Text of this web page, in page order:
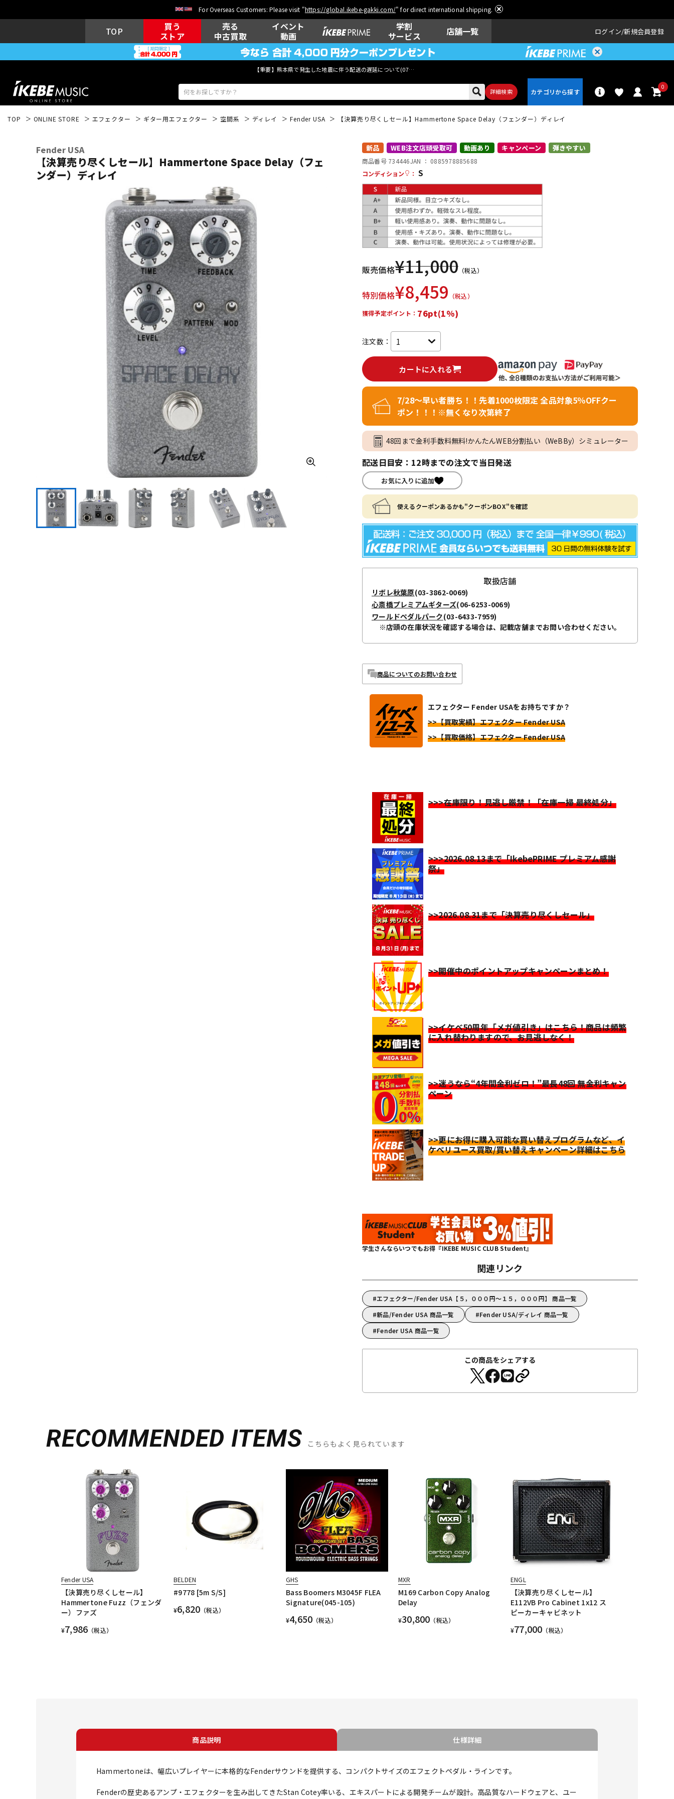
For Overseas Customers: Please visit "https://global.ikebe-gakki.com/" for direct international shipping.
TOP
買う
ストア
売る
中古買取
イベント
動画
学割
サービス
店舗一覧 ログイン 新規会員登録
【重要】熊本県で発生した地震に伴う配送の遅延について(07月29日
詳細検索
0
ウクレレ ドラム ン
電子ピアノ その他楽器
DTM レコーディン
グ機器
配信/ライブ
機器
ヴィンテージ
TOP ONLINE STORE エフェクター ギター用エフェクター 空間系 ディレイ Fender USA 【決算売り尽くしセール】Hammertone Space Delay（フェンダー）ディレイ
Fender USA
【決算売り尽くしセール】Hammertone Space Delay（フェ
ンダー）ディレイ
新品 WEB注文店頭受取可 動画あり キャンペーン 弾きやすい
商品番号 734446JAN ： 0885978885688
コンディション
： S
販売価格¥11,000 （税込）
特別価格¥8,459 （税込）
獲得予定ポイント： 76pt(1%)
注文数：
カートに入れる
7/28～早い者勝ち！！先着1000枚限定 全品対象5％OFFクー
ポン！！！※無くなり次第終了
48回まで金利手数料無料!かんたんWEB分割払い（WeBBy）シミュレーター
配送日目安：12時までの注文で当日発送
お気に入りに追加
使えるクーポンあるかも"クーポンBOX"を確認
取扱店舗
リボレ秋葉原(03-3862-0069)
心斎橋プレミアムギターズ(06-6253-0069)
ワールドペダルパーク(03-6433-7959)
※店頭の在庫状況を確認する場合は、記載店舗までお問い合わせください。
商品についてのお問い合わせ
エフェクター Fender USAをお持ちですか？
>>【買取実績】エフェクター Fender USA
>>【買取価格】エフェクター Fender USA
>>>在庫限り！見逃し厳禁！「在庫一掃 最終処分」
>>>2026.08.13まで「IkebePRIME プレミアム感謝
祭」
>>2026.08.31まで「決算売り尽くしセール」
>>開催中のポイントアップキャンペーンまとめ！
>>イケベ50周年「メガ値引き」はこちら！商品は頻繁
に入れ替わりますので、お見逃しなく！
>>迷うなら“4年間金利ゼロ！”最長48回 無金利キャン
ペーン
>>更にお得に購入可能な買い替えプログラムなど、イ
ケベリユース買取/買い替えキャンペーン詳細はこちら
学生さんならいつでもお得『IKEBE MUSIC CLUB Student』
関連リンク
エフェクター/Fender USA【５，０００円～１５，０００円】 商品一覧
新品/Fender USA 商品一覧
Fender USA/ディレイ 商品一覧
Fender USA 商品一覧
この商品をシェアする
RECOMMENDED ITEMS こちらもよく見られています
Fender USA
【決算売り尽くしセール】
Hammertone Fuzz（フェンダ
ー）ファズ
¥7,986 （税込）
BELDEN
#9778 [5m S/S]
¥6,820 （税込）
GHS
Bass Boomers M3045F FLEA
Signature(045-105)
¥4,650 （税込）
MXR
M169 Carbon Copy Analog
Delay
¥30,800 （税込）
ENGL
【決算売り尽くしセール】
E112VB Pro Cabinet 1x12 ス
ピーカーキャビネット
¥77,000 （税込）
商品説明 仕様詳細
Hammertoneは、幅広いプレイヤーに本格的なFenderサウンドを提供する、コンパクトサイズのエフェクトペダル・ラインです。
Fenderの歴史あるアンプ・エフェクターを生み出してきたStan Cotey率いる、エキスパートによる開発チームが設計。高品質なハードウェアと、ユー